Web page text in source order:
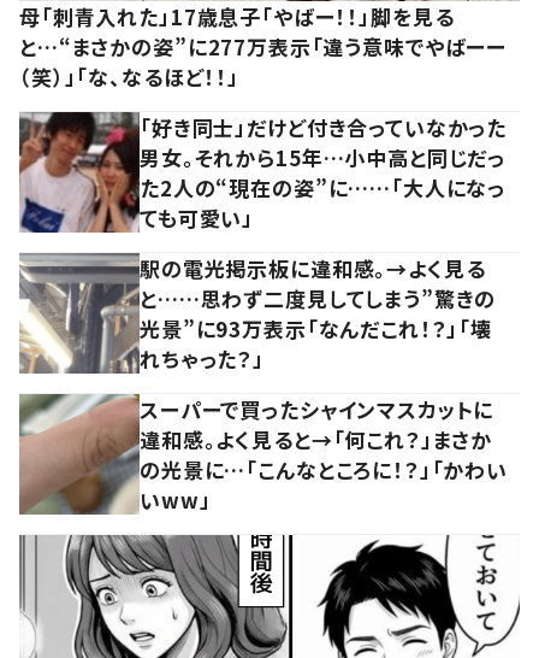
母「刺青入れた」17歳息子「やばー！！」脚を見る
と…“まさかの姿”に277万表示「違う意味でやばーー
（笑）」「な、なるほど！！」
「好き同士」だけど付き合っていなかった
男女。それから15年…小中高と同じだっ
た2人の“現在の姿”に……「大人になっ
ても可愛い」
駅の電光掲示板に違和感。→よく見る
と……思わず二度見してしまう”驚きの
光景”に93万表示「なんだこれ！？」「壊
れちゃった？」
スーパーで買ったシャインマスカットに
違和感。よく見ると→「何これ？」まさか
の光景に…「こんなところに！？」「かわい
いww」